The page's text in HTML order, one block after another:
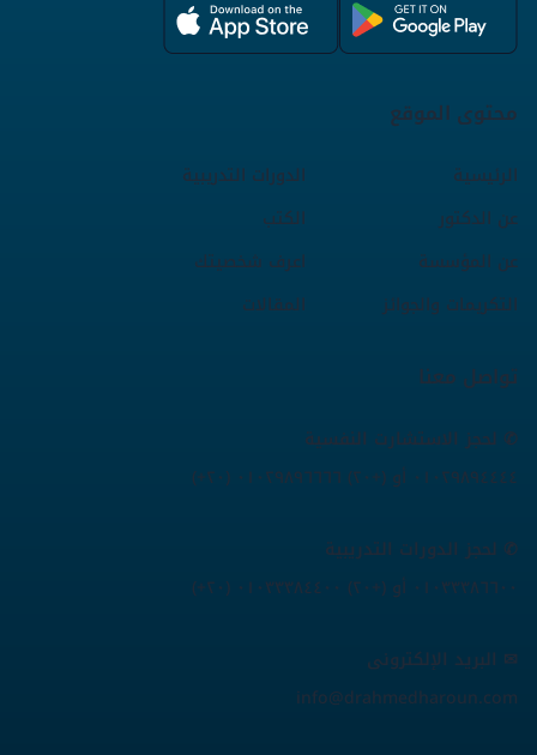
محتوى الموقع
الرئيسية
الدورات التدريبية
عن الدكتور
الكتب
عن المؤسسة
اعرف شخصيتك
التكريمات والجوائز
المقالات
تواصل معنا
✆ لحجز الاستشارت النفسية
(+٢٠) ٠١٠٢٩٨٩٤٤٤٤ أو (+٢٠) ٠١٠٢٩٨٩٦٦٦٦
✆ لحجز الدورات التدريبية
(+٢٠) ٠١٠٣٣٣٨٦٦٠٠ أو (+٢٠) ٠١٠٣٣٣٨٤٤٠٠
✉ البريد الإلكترونى
info@drahmedharoun.com